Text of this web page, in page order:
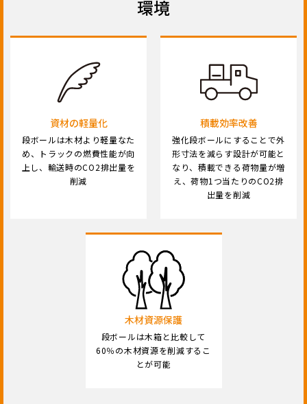
環境
資材の軽量化
段ボールは木材より軽量なた
め、トラックの燃費性能が向
上し、輸送時のCO2排出量を
削減
積載効率改善
強化段ボールにすることで外
形寸法を減らす設計が可能と
なり、積載できる荷物量が増
え、荷物1つ当たりのCO2排
出量を削減
木材資源保護
段ボールは木箱と比較して
60％の木材資源を削減するこ
とが可能